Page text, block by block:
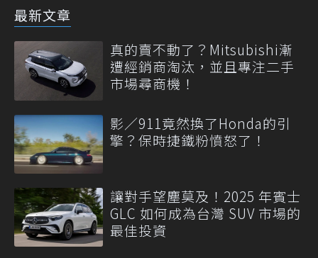
最新文章
真的賣不動了？Mitsubishi漸
遭經銷商淘汰，並且專注二手
市場尋商機！
影／911竟然換了Honda的引
擎？保時捷鐵粉憤怒了！
讓對手望塵莫及！2025 年賓士
GLC 如何成為台灣 SUV 市場的
最佳投資